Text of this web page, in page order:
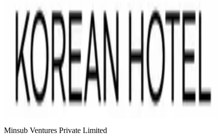
Google 지도에서 크게 보기 →
그룹사 목록으로 돌아가거나 회사 소개를 이어서 보실 수 있습
Minsub Ventures Private Limited